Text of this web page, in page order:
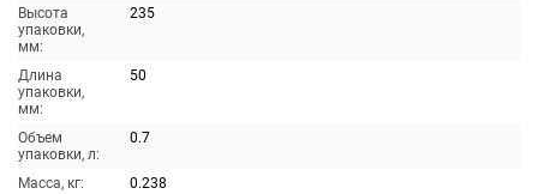
Высота
упаковки,
мм:
235
Длина
упаковки,
мм:
50
Объем
упаковки, л:
0.7
Масса, кг:
0.238